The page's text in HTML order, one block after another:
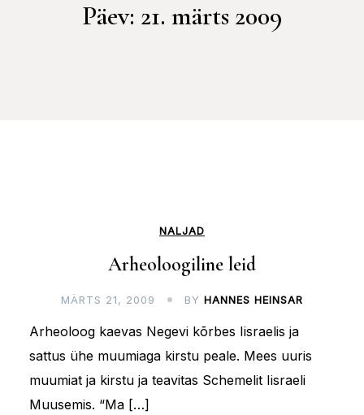
Päev: 21. märts 2009
NALJAD
Arheoloogiline leid
MÄRTS 21, 2009 BY HANNES HEINSAR
Arheoloog kaevas Negevi kõrbes Iisraelis ja
sattus ühe muumiaga kirstu peale. Mees uuris
muumiat ja kirstu ja teavitas Schemelit Iisraeli
Muusemis. “Ma […]